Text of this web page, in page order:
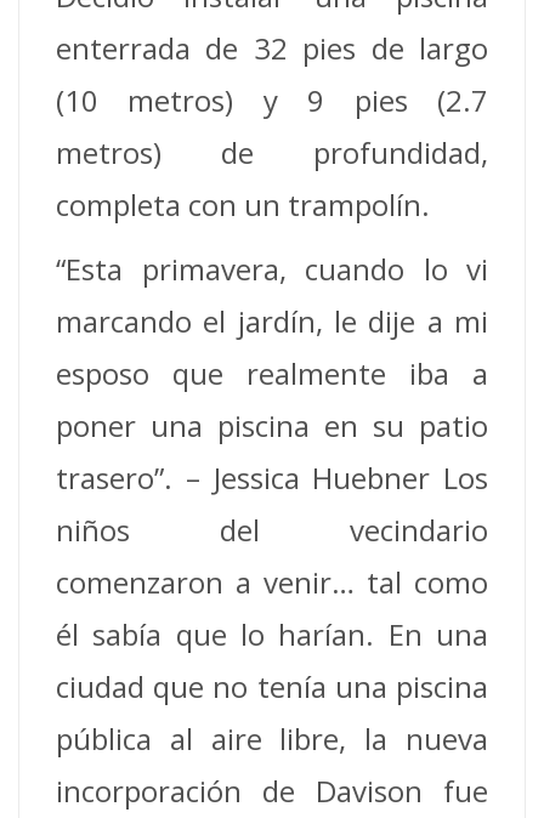
enterrada de 32 pies de largo
(10 metros) y 9 pies (2.7
metros) de profundidad,
completa con un trampolín.
“Esta primavera, cuando lo vi
marcando el jardín, le dije a mi
esposo que realmente iba a
poner una piscina en su patio
trasero”. – Jessica Huebner Los
niños del vecindario
comenzaron a venir… tal como
él sabía que lo harían. En una
ciudad que no tenía una piscina
pública al aire libre, la nueva
incorporación de Davison fue